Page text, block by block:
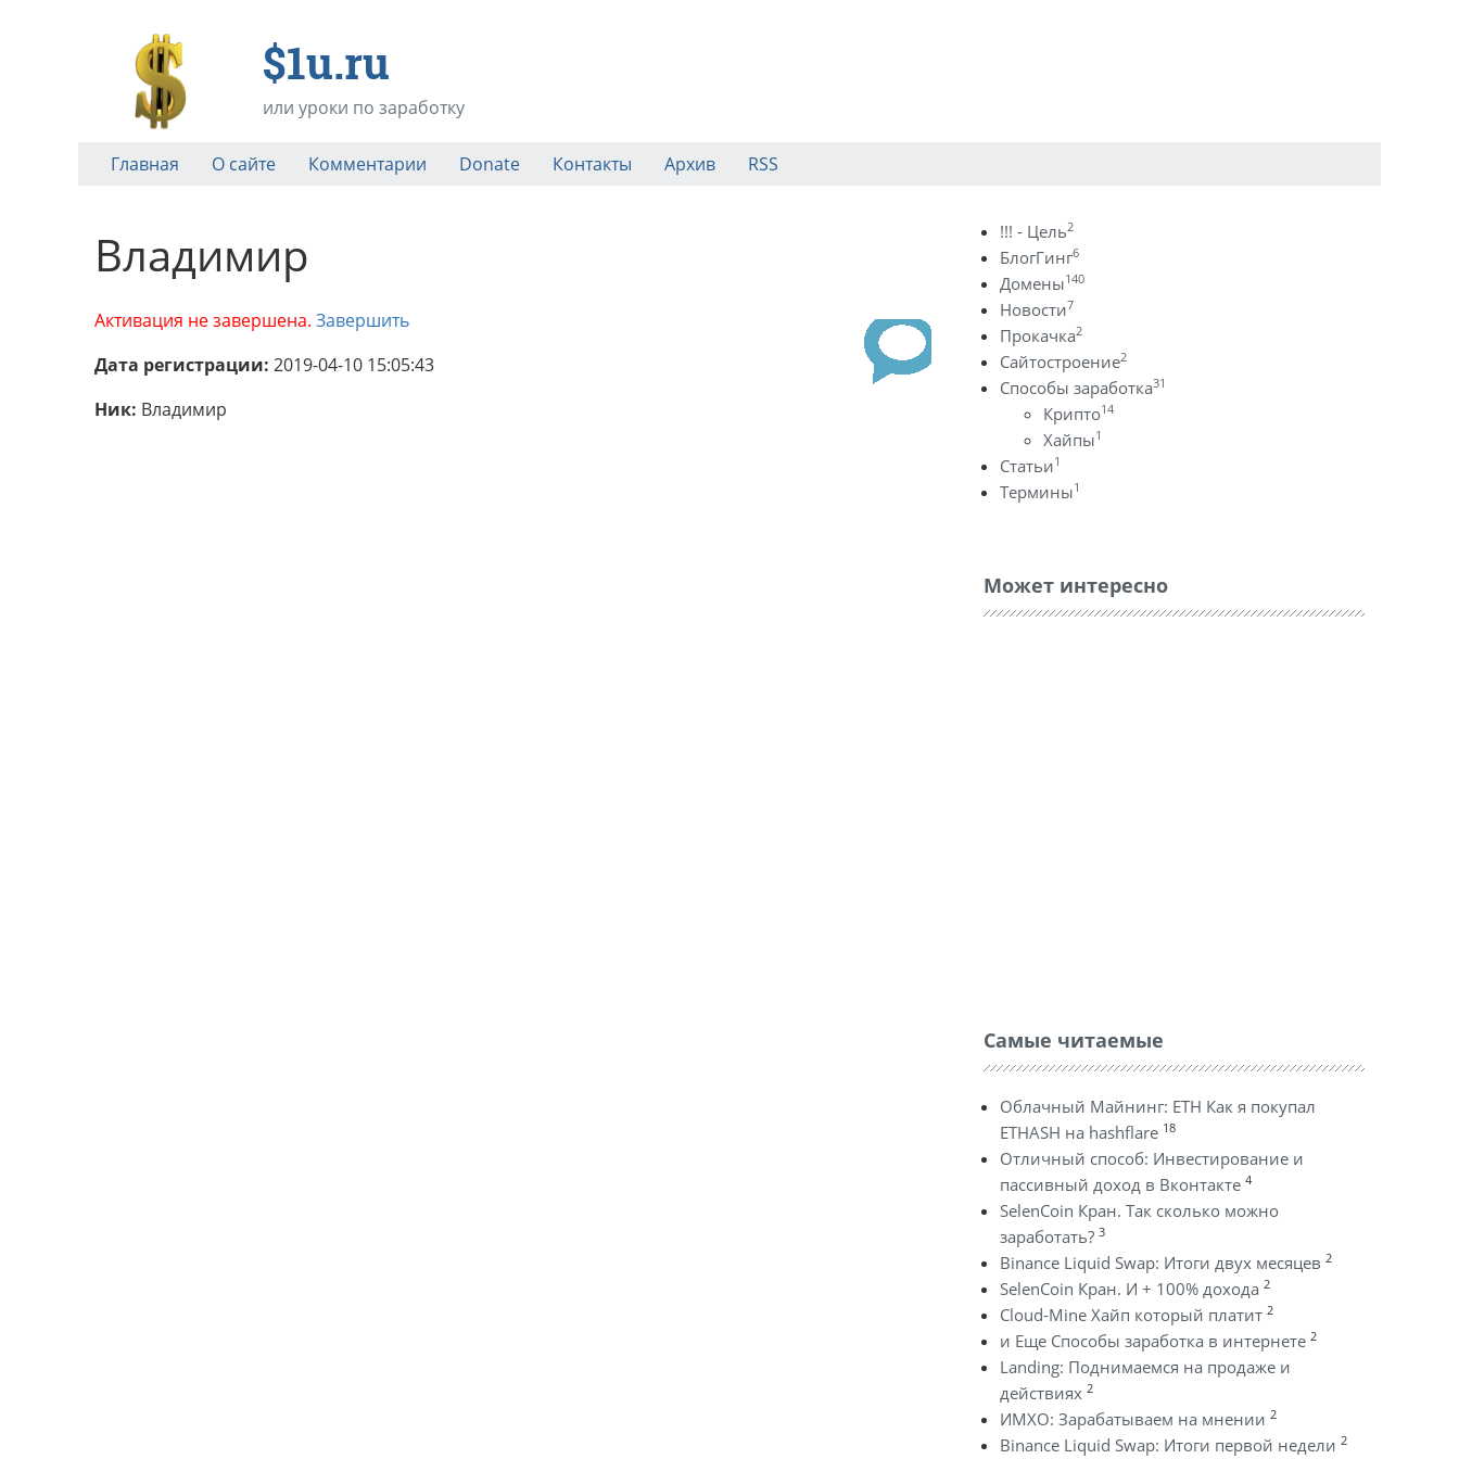
$1u.ru
или уроки по заработку
Главная О сайте Комментарии Donate Контакты Архив RSS
Владимир
Активация не завершена. Завершить
Дата регистрации: 2019-04-10 15:05:43
Ник: Владимир
!!! - Цель2
БлогГинг6
Домены140
Новости7
Прокачка2
Сайтостроение2
Способы заработка31
Крипто14
Хайпы1
Статьи1
Термины1
Может интересно
Самые читаемые
Облачный Майнинг: ETH Как я покупал
ETHASH на hashflare 18
Отличный способ: Инвестирование и
пассивный доход в Вконтакте 4
SelenCoin Кран. Так сколько можно
заработать? 3
Binance Liquid Swap: Итоги двух месяцев 2
SelenCoin Кран. И + 100% дохода 2
Cloud-Mine Хайп который платит 2
и Еще Способы заработка в интернете 2
Landing: Поднимаемся на продаже и
действиях 2
ИМХО: Зарабатываем на мнении 2
Binance Liquid Swap: Итоги первой недели 2